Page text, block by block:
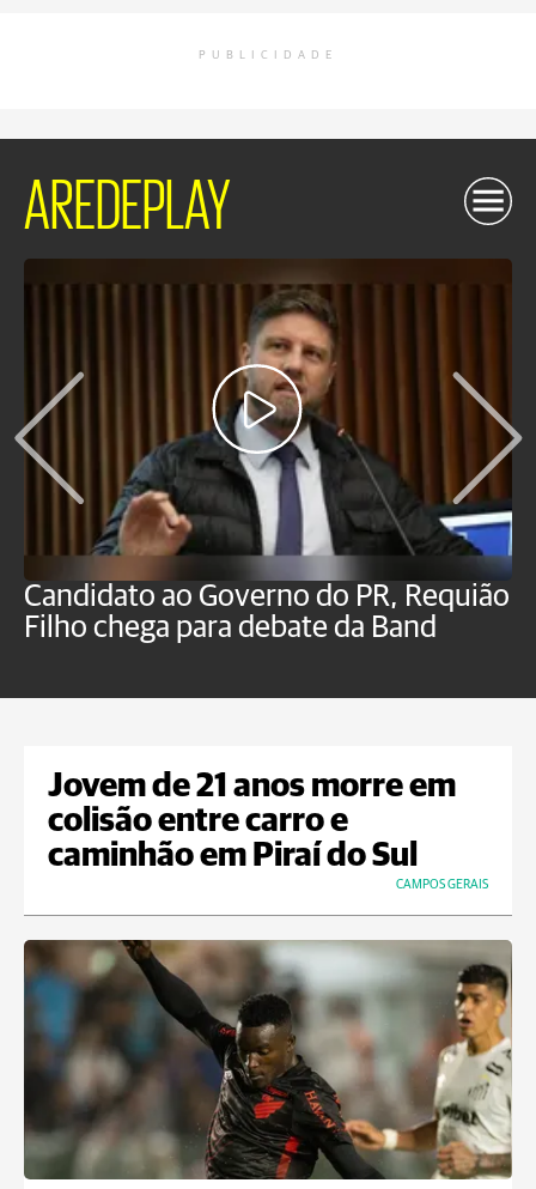
PUBLICIDADE
AREDEPLAY
Candidato ao Governo do PR, Requião
Filho chega para debate da Band
Jovem de 21 anos morre em
colisão entre carro e
caminhão em Piraí do Sul
CAMPOS GERAIS